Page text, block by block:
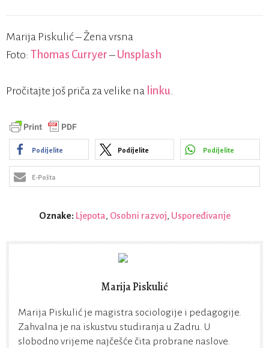
Marija Piskulić – Žena vrsna
Foto: Thomas Curryer– Unsplash
Pročitajte još priča za velike na linku.
Podijelite Podijelite Podijelite
E-Pošta
Oznake: Ljepota, Osobni razvoj, Uspoređivanje
Marija Piskulić
Marija Piskulić je magistra sociologije i pedagogije.
Zahvalna je na iskustvu studiranja u Zadru. U
slobodno vrijeme najčešće čita probrane naslove.